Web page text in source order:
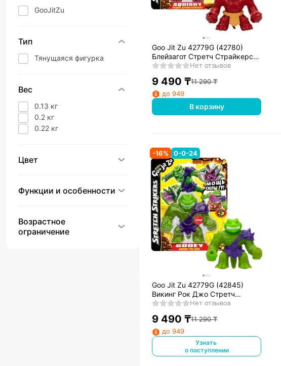
GooJitZu
Тип
Тянущаяся фигурка
Вес
0.13 кг
0.2 кг
0.22 кг
Цвет
Функции и особенности
Возрастное
ограничение
Goo Jit Zu 42779G (42780)
Блейзагот Стретч Страйкерс
тянущаяся фигурка
Нет отзывов
9 490 ₸11 290₸
до 949
В корзину
-16% 0-0-24
Goo Jit Zu 42779G (42845)
Викинг Рок Джо Стретч
Страйкерс тянущаяся фигурка
Нет отзывов
9 490 ₸11 290₸
до 949
Узнать
о поступлении